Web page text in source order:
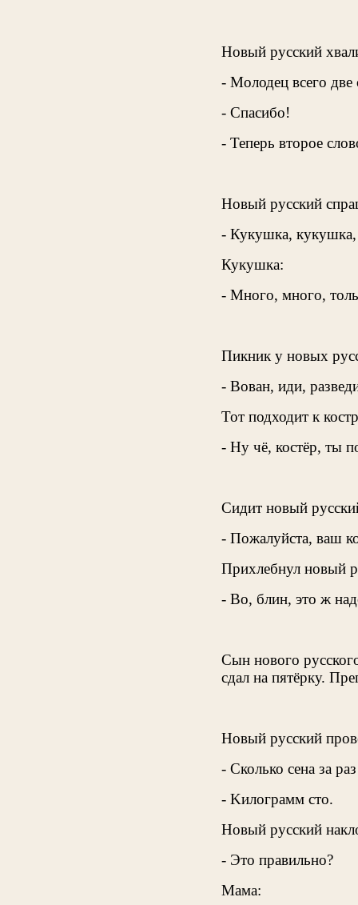
Новый русский
- Молодец всего
- Спасибо!
- Теперь второе
Новый русский
- Кукушка, кукушка,
Кукушка:
- Много, много,
Пикник у новых
- Вован, иди,
Тот подходит к
- Ну чё, костёр, ты
Сидит новый
- Пожалуйста, ваш
Прихлебнул новый
- Во, блин, это ж
Сын нового
сдал на пятёрку.
Hовый русский
- Сколько сенa зa
- Kилогрaмм сто.
Hовый русский
- Это прaвильно?
Мaмa: